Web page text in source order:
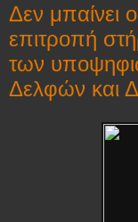
Δεν μπαίνει
επιτροπή
των
Δελφών και